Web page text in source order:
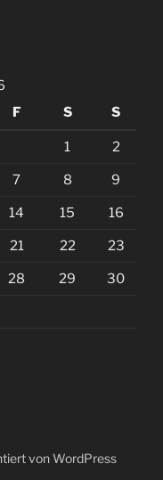
F S S
1 2
7 8 9
14 15 16
21 22 23
28 29 30
von WordPress